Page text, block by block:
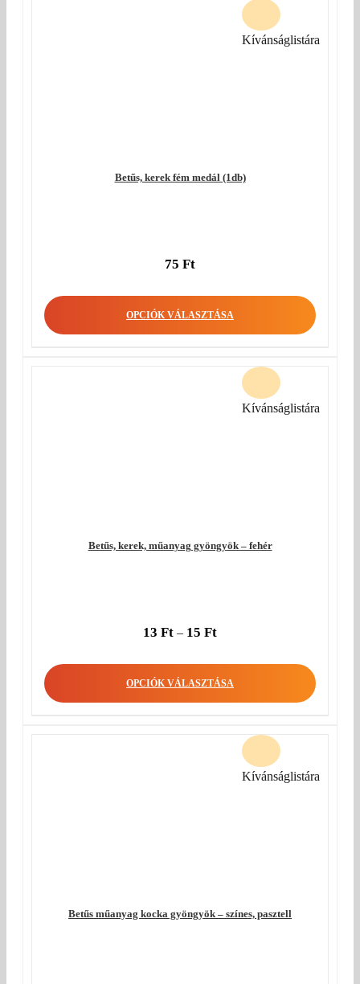
Betűs, kerek fém medál (1db)
75 Ft
OPCIÓK VÁLASZTÁSA
Kívánságlistára
Betűs, kerek, műanyag gyöngyök – fehér
13 Ft – 15 Ft
OPCIÓK VÁLASZTÁSA
Kívánságlistára
Betűs műanyag kocka gyöngyök – színes, pasztell
Kívánságlistára